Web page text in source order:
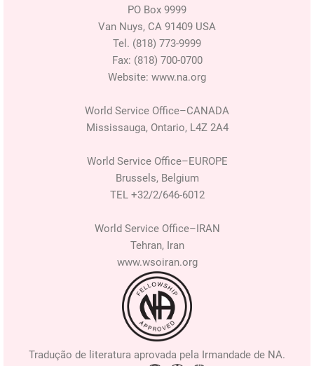
PO Box 9999
Van Nuys, CA 91409 USA
Tel. (818) 773-9999
Fax: (818) 700-0700
Website: www.na.org
World Service Office–CANADA
Mississauga, Ontario, L4Z 2A4
World Service Office–EUROPE
Brussels, Belgium
TEL +32/2/646-6012
World Service Office–IRAN
Tehran, Iran
www.wsoiran.org
Tradução de literatura aprovada pela Irmandade de NA.